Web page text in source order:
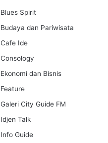
Blues Spirit
Budaya dan Pariwisata
Cafe Ide
Consology
Ekonomi dan Bisnis
Feature
Galeri City Guide FM
Idjen Talk
Info Guide